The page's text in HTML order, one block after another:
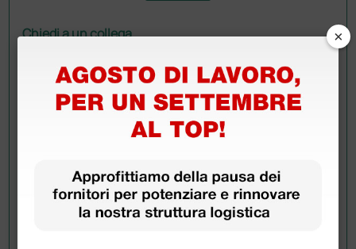
Chiedi a un collega
Hai ancora qualche dubbio? Vuoi ulteriori
informazioni?
Invia ora la tua domanda ai colleghi che hanno già
acquistato questo prodotto.
×